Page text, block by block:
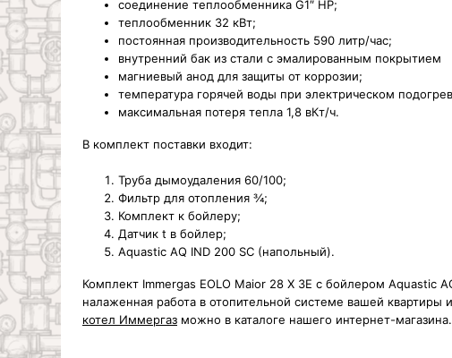
соединение теплообменника G1″ НР;
теплообменник 32 кВт;
постоянная производительность 590 литр/час;
внутренний бак из стали с эмалированным покрытием
магниевый анод для защиты от коррозии;
температура горячей воды при электрическом
максимальная потеря тепла 1,8 вКт/ч.
В комплект поставки входит:
Труба дымоудаления 60/100;
Фильтр для отопления ¾;
Комплект к бойлеру;
Датчик t в бойлер;
Aquastic AQ IND 200 SC (напольный).
Комплект Immergas EOLO Maior 28 X 3E c бойлером Aquastic
налаженная работа в отопительной системе вашей
котел Иммергаз можно в каталоге нашего интернет-магазина.